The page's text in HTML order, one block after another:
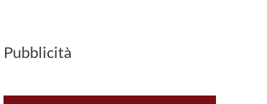
Pubblicità